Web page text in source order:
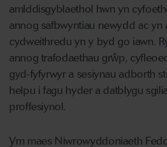
amlddisgyblaethol hwn yn
annog safbwyntiau newydd ac yn
cydweithredu yn y byd go iawn.
annog trafodaethau grŵp,
gyd-fyfyrwyr a sesiynau adborth
helpu i fagu hyder a datblygu
proffesiynol.
Ym maes Niwrowyddoniaeth